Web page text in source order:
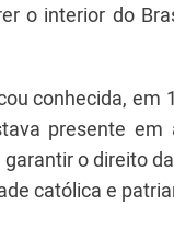
o interior do
conhecida, em
presente
o direito
católica e